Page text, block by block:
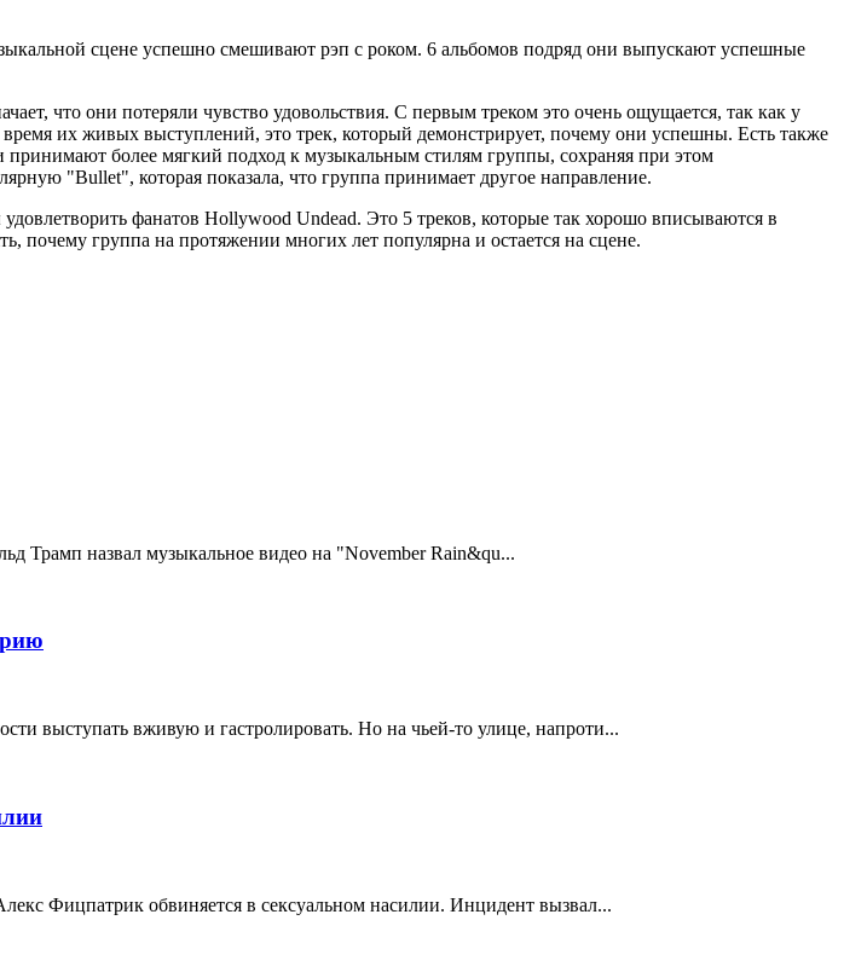
сцене успешно смешивают рэп с роком. 6 альбомов подряд они выпускают успешные
что они потеряли чувство удовольствия. С первым треком это очень ощущается, так как у
время их живых выступлений, это трек, который демонстрирует, почему они успешны. Есть также
более мягкий подход к музыкальным стилям группы, сохраняя при этом
"Bullet", которая показала, что группа принимает другое направление.
фанатов Hollywood Undead. Это 5 треков, которые так хорошо вписываются в
почему группа на протяжении многих лет популярна и остается на сцене.
Трамп назвал музыкальное видео на "November Rain&qu...
выступать вживую и гастролировать. Но на чьей-то улице, напроти...
Фицпатрик обвиняется в сексуальном насилии. Инцидент вызвал...